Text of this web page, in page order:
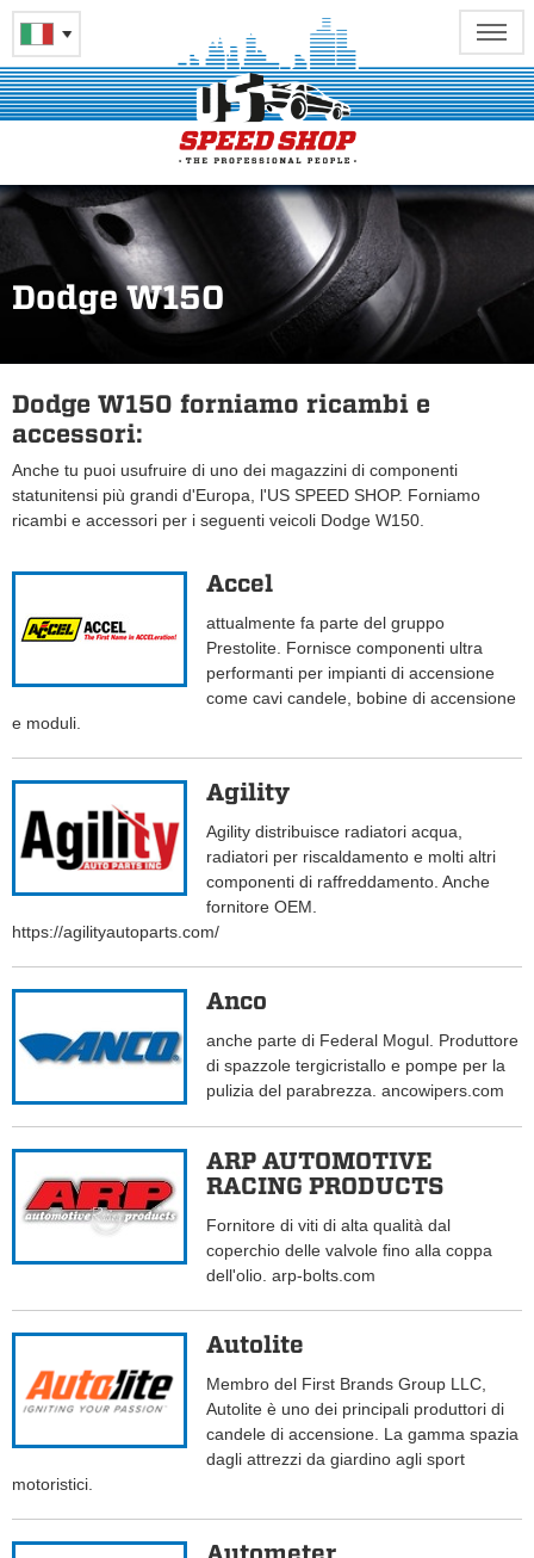
Dodge W150
Dodge W150 forniamo ricambi e
accessori:
Anche tu puoi usufruire di uno dei magazzini di componenti
statunitensi più grandi d'Europa, l'US SPEED SHOP. Forniamo
ricambi e accessori per i seguenti veicoli Dodge W150.
Accel
attualmente fa parte del gruppo
Prestolite. Fornisce componenti ultra
performanti per impianti di accensione
come cavi candele, bobine di accensione
e moduli.
Agility
Agility distribuisce radiatori acqua,
radiatori per riscaldamento e molti altri
componenti di raffreddamento. Anche
fornitore OEM.
https://agilityautoparts.com/
Anco
anche parte di Federal Mogul. Produttore
di spazzole tergicristallo e pompe per la
pulizia del parabrezza. ancowipers.com
ARP AUTOMOTIVE
RACING PRODUCTS
Fornitore di viti di alta qualità dal
coperchio delle valvole fino alla coppa
dell'olio. arp-bolts.com
Autolite
Membro del First Brands Group LLC,
Autolite è uno dei principali produttori di
candele di accensione. La gamma spazia
dagli attrezzi da giardino agli sport
motoristici.